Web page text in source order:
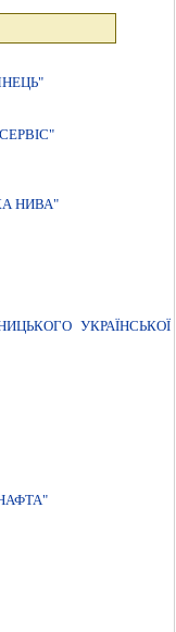
НИВА"
УКРАЇНСЬКОЇ